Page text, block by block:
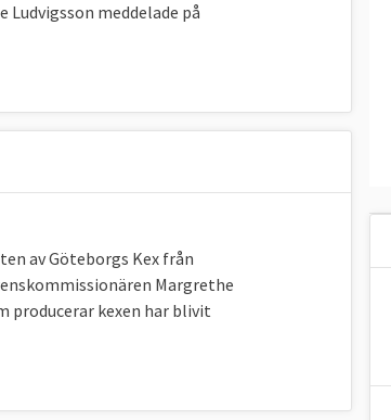
meddelade på
av Göteborgs Kex från
Margrethe
producerar kexen har blivit